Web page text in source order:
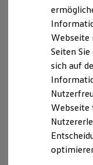
Kfz-
Besitzer & Service
Reparatur
Impressum
Autohaus
Vertragshändler
Nutzfahrzeuge
Farmers Ring 2 -
25337 Kölln-
Webseite
Seiten
sich auf
Webseite